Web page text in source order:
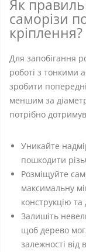
Як
саморізи
кріплення?
Для запобігання
роботі з тонкими
зробити
меншим за
потрібно
Уникайте
пошкодити
Розміщуйте
максимальну
конструкцію
Залишіть
щоб дерево
залежності від